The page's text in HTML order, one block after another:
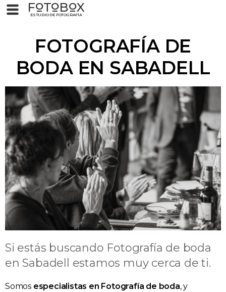
FOTOBOX
ESTUDIO DE FOTOGRAFÍA
FOTOGRAFÍA DE
BODA EN SABADELL
Si estás buscando Fotografía de boda
en Sabadell estamos muy cerca de ti.
Somos especialistas en Fotografía de boda, y